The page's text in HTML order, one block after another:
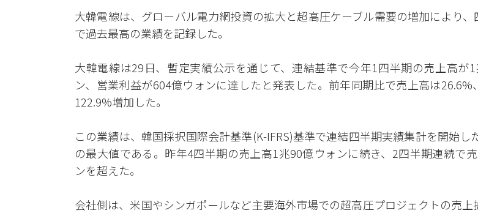
大韓電線は、グローバル電力網投資の拡大と超高圧ケーブル需要の増加により、
で過去最高の業績を記録した。
大韓電線は29日、暫定実績公示を通じて、連結基準で今年1四半期の売上高が
ン、営業利益が604億ウォンに達したと発表した。前年同期比で売上高は26.6%
122.9%増加した。
この業績は、韓国採択国際会計基準(K-IFRS)基準で連結四半期実績集計を開始し
の最大値である。昨年4四半期の売上高1兆90億ウォンに続き、2四半期連続で
ンを超えた。
会社側は、米国やシンガポールなど主要海外市場での超高圧プロジェクトの売上